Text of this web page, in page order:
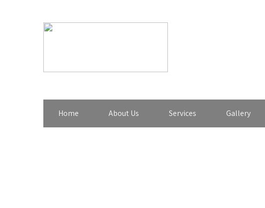
Home About Us Services Gallery